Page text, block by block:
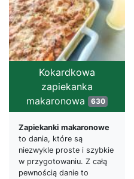
Kokardkowa
zapiekanka
makaronowa
630
Zapiekanki makaronowe
to dania, które są
niezwykle proste i szybkie
w przygotowaniu. Z całą
pewnością danie to